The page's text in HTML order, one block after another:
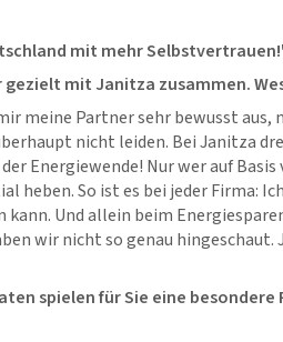
mit mehr
mit Janitza zusammen.
meine Partner sehr bewusst
nicht leiden. Bei Janitza
Energiewende! Nur wer auf
heben. So ist es bei jeder Firma:
kann. Und allein beim
wir nicht so genau
spielen für Sie eine